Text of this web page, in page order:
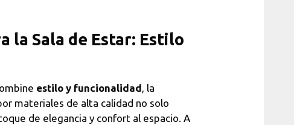
la Sala de Estar: Estilo
estilo y funcionalidad, la
materiales de alta calidad no solo
de elegancia y confort al espacio. A